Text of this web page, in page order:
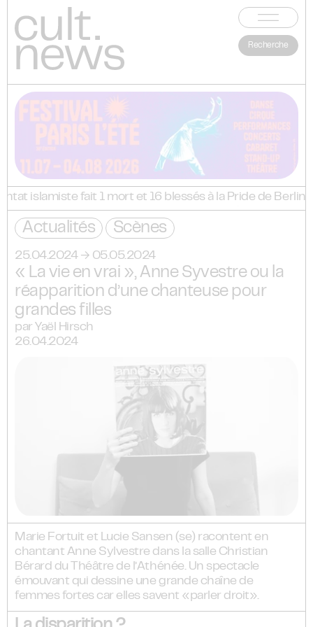
Recherche
islamiste fait 1 mort et 16 blessés à la Pride de Berlin
: Mosimann, Acid Arab, Kungs… les défections
: Mosimann, Acid Arab, Kungs… les défections
: Mosimann, Acid Arab, Kungs… les défections
: Mosimann, Acid Arab, Kungs… les défections
: Mosimann, Acid Arab, Kungs… les défections
Actualités Scènes
25.04.2024 → 05.05.2024
« La vie en vrai », Anne Syvestre ou la
réapparition d’une chanteuse pour
grandes filles
par Yaël Hirsch
26.04.2024
Marie Fortuit et Lucie Sansen (se) racontent en
chantant Anne Sylvestre dans la salle Christian
Bérard du Théâtre de l’Athénée. Un spectacle
émouvant qui dessine une grande chaîne de
femmes fortes car elles savent «parler droit».